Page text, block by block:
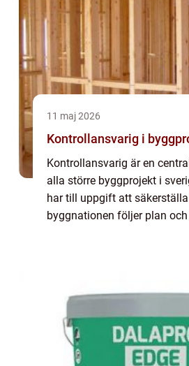
11 maj 2026
Kontrollansvarig i
Kontrollansvarig är en
alla större byggprojekt i
har till uppgift att
byggnationen följer plan